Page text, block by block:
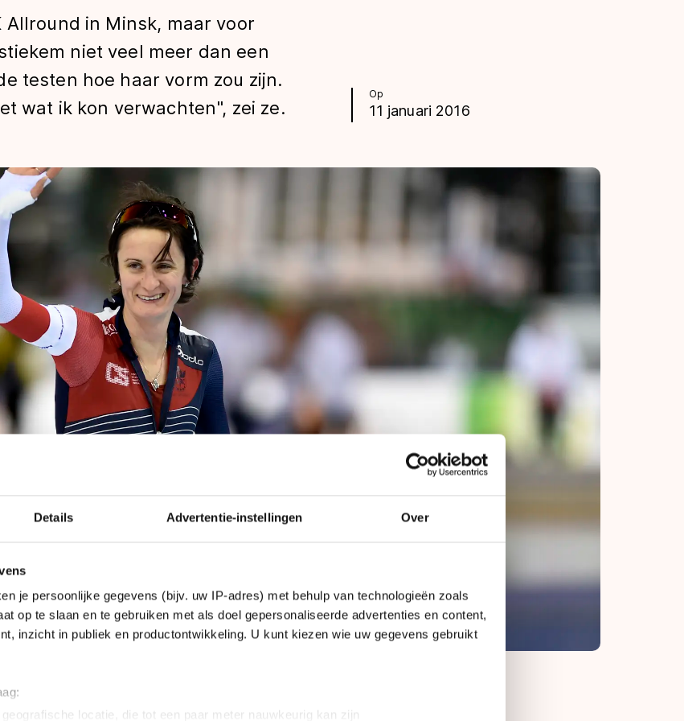
Details Advertentie-instellingen Over
je persoonlijke gegevens (bijv. uw IP-adres) met behulp van technologieën zoals
op te slaan en te gebruiken met als doel gepersonaliseerde advertenties en content,
inzicht in publiek en productontwikkeling. U kunt kiezen wie uw gegevens gebruikt
locatie, die tot een paar meter nauwkeurig kan zijn
Op
11 januari 2016
Allround in Minsk, maar voor
niet veel meer dan een
testen hoe haar vorm zou zijn.
wat ik kon verwachten", zei ze.